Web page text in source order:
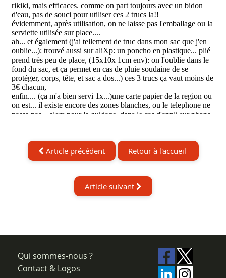
Article précédent Retour à l'accueil
Article suivant
Qui sommes-nous ?
Contact & Logos